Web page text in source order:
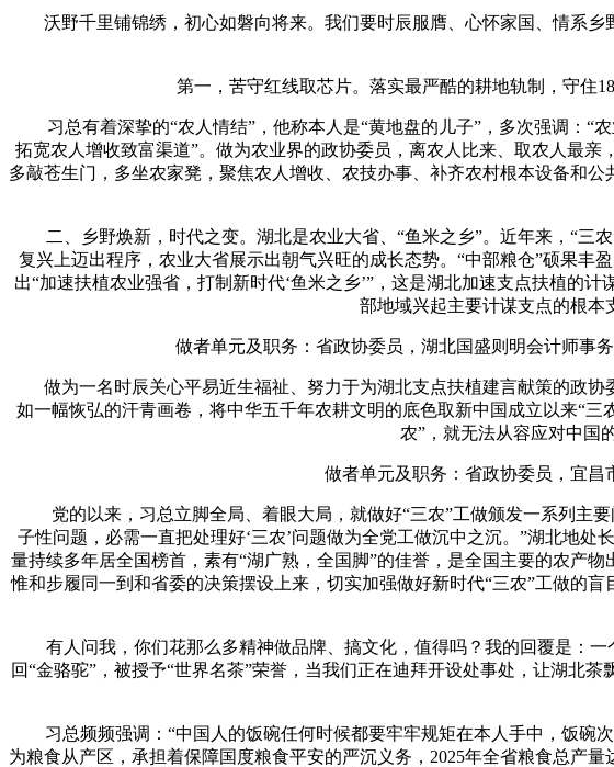
沃野千里铺锦绣，初心如磐向将来。我们要时辰服膺、心怀家国、情系乡
第一，苦守红线取芯片。落实最严酷的耕地轨制，守住
习总有着深挚的“农人情结”，他称本人是“黄地盘的儿子”，多次强调：“农
拓宽农人增收致富渠道”。做为农业界的政协委员，离农人比来、取农人最
多敲苍生门，多坐农家凳，聚焦农人增收、农技办事、补齐农村根本设备和
二、乡野焕新，时代之变。湖北是农业大省、“鱼米之乡”。近年来，“三
复兴上迈出程序，农业大省展示出朝气兴旺的成长态势。“中部粮仓”硕果
出“加速扶植农业强省，打制新时代‘鱼米之乡’”，这是湖北加速支点扶植的
部地域兴起主要计谋支点的根本
做者单元及职务：省政协委员，湖北国盛则明会计师事务
做为一名时辰关心平易近生福祉、努力于为湖北支点扶植建言献策的政协
如一幅恢弘的汗青画卷，将中华五千年农耕文明的底色取新中国成立以来“
农”，就无法从容应对中国
做者单元及职务：省政协委员，宜昌市
党的以来，习总立脚全局、着眼大局，就做好“三农”工做颁发一系列主要
子性问题，必需一直把处理好‘三农’问题做为全党工做沉中之沉。”湖北地
量持续多年居全国榜首，素有“湖广熟，全国脚”的佳誉，是全国主要的农产
惟和步履同一到和省委的决策摆设上来，切实加强做好新时代“三农”工做的
有人问我，你们花那么多精神做品牌、搞文化，值得吗？我的回覆是：一
回“金骆驼”，被授予“世界名茶”荣誉，当我们正在迪拜开设处事处，让湖
习总频频强调：“中国人的饭碗任何时候都要牢牢规矩在本人手中，饭碗
为粮食从产区，承担着保障国度粮食平安的严沉义务，2025年全省粮食总产